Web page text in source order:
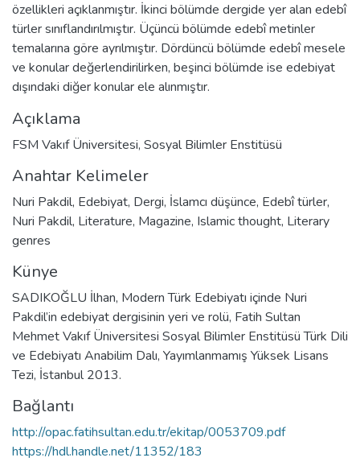
özellikleri açıklanmıştır. İkinci bölümde dergide yer alan edebî
türler sınıflandırılmıştır. Üçüncü bölümde edebî metinler
temalarına göre ayrılmıştır. Dördüncü bölümde edebî mesele
ve konular değerlendirilirken, beşinci bölümde ise edebiyat
dışındaki diğer konular ele alınmıştır.
Açıklama
FSM Vakıf Üniversitesi, Sosyal Bilimler Enstitüsü
Anahtar Kelimeler
Nuri Pakdil, Edebiyat, Dergi, İslamcı düşünce, Edebî türler,
Nuri Pakdil, Literature, Magazine, Islamic thought, Literary
genres
Künye
SADIKOĞLU İlhan, Modern Türk Edebiyatı içinde Nuri
Pakdil’in edebiyat dergisinin yeri ve rolü, Fatih Sultan
Mehmet Vakıf Üniversitesi Sosyal Bilimler Enstitüsü Türk Dili
ve Edebiyatı Anabilim Dalı, Yayımlanmamış Yüksek Lisans
Tezi, İstanbul 2013.
Bağlantı
http://opac.fatihsultan.edu.tr/ekitap/0053709.pdf
https://hdl.handle.net/11352/183